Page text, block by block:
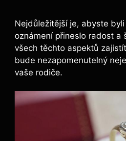
Nejdůležitější je, abyste
oznámení přineslo radost a
všech těchto aspektů
bude nezapomenutelný
vaše rodiče.